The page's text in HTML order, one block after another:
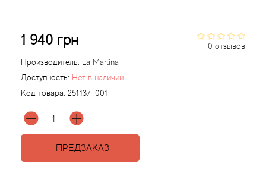
0 отзывов
1 940 грн
Производитель: La Martina
Доступность: Нет в наличии
Код товара: 251137-001
ПРЕДЗАКАЗ
Afnan
Agatha Ruiz de la Prada
Agonist
Aigner